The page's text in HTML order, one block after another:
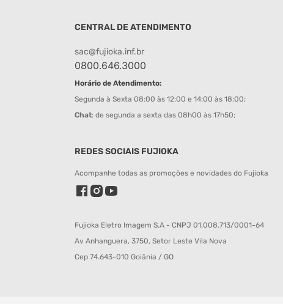
CENTRAL DE ATENDIMENTO
sac@fujioka.inf.br
0800.646.3000
Horário de Atendimento:
Segunda à Sexta 08:00 às 12:00 e 14:00 às 18:00;
Chat: de segunda a sexta das 08h00 às 17h50;
REDES SOCIAIS FUJIOKA
Acompanhe todas as promoções e novidades do Fujioka
Fujioka Eletro Imagem S.A - CNPJ 01.008.713/0001-64
Av Anhanguera, 3750, Setor Leste Vila Nova
Cep 74.643-010 Goiânia / GO